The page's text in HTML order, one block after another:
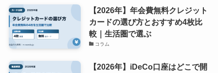
【2026年】年会費無料クレジット
カードの選び方とおすすめ4枚比
較｜生活圏で選ぶ
コラム
【2026年】iDeCo口座はどこで開